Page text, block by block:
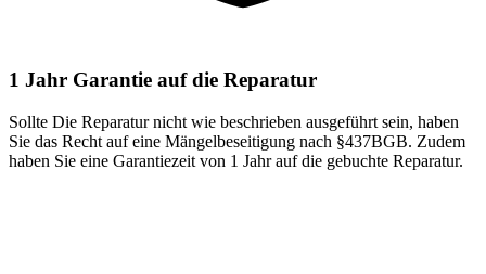
1 Jahr Garantie auf die Reparatur
Sollte Die Reparatur nicht wie beschrieben ausgeführt sein, haben
Sie das Recht auf eine Mängelbeseitigung nach §437BGB. Zudem
haben Sie eine Garantiezeit von 1 Jahr auf die gebuchte Reparatur.